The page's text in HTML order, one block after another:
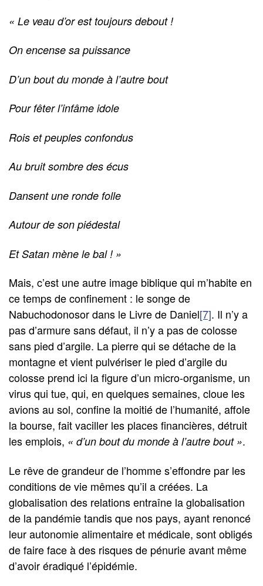
« Le veau d’or est toujours debout !
On encense sa puissance
D’un bout du monde à l’autre bout
Pour fêter l’infâme idole
Rois et peuples confondus
Au bruit sombre des écus
Dansent une ronde folle
Autour de son piédestal
Et Satan mène le bal ! »
Mais, c’est une autre image biblique qui m’habite en
ce temps de confinement : le songe de
Nabuchodonosor dans le Livre de Daniel[7]. Il n’y a
pas d’armure sans défaut, il n’y a pas de colosse
sans pied d’argile. La pierre qui se détache de la
montagne et vient pulvériser le pied d’argile du
colosse prend ici la figure d’un micro-organisme, un
virus qui tue, qui, en quelques semaines, cloue les
avions au sol, confine la moitié de l’humanité, affole
la bourse, fait vaciller les places financières, détruit
les emplois, « d’un bout du monde à l’autre bout ».
Le rêve de grandeur de l’homme s’effondre par les
conditions de vie mêmes qu’il a créées. La
globalisation des relations entraîne la globalisation
de la pandémie tandis que nos pays, ayant renoncé
leur autonomie alimentaire et médicale, sont obligés
de faire face à des risques de pénurie avant même
d’avoir éradiqué l’épidémie.